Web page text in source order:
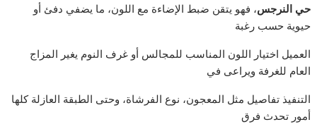
حي النرجس، فهو يتقن ضبط الإضاءة مع اللون، ما يضفي دفئ أو
حيوية حسب رغبة
العميل اختيار اللون المناسب للمجالس أو غرف النوم يغير المزاج
العام للغرفة ويراعى في
التنفيذ تفاصيل مثل المعجون، نوع الفرشاة، وحتى الطبقة العازلة كلها
أمور تحدث فرق